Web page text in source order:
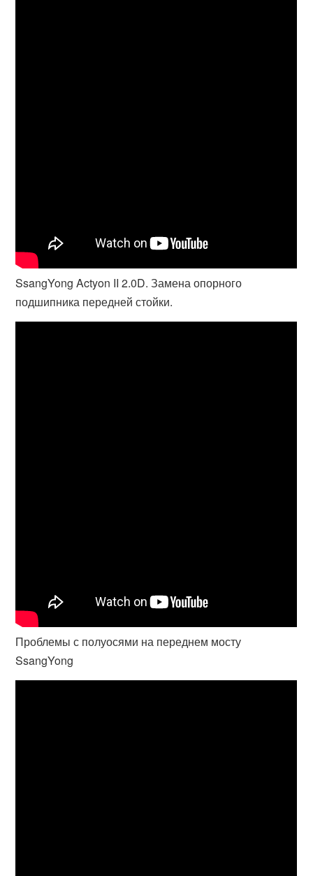
SsangYong Actyon II 2.0D. Замена опорного
подшипника передней стойки.
Проблемы с полуосями на переднем мосту
SsangYong